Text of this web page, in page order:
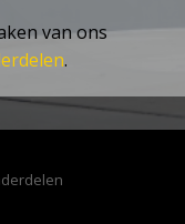
van ons
.